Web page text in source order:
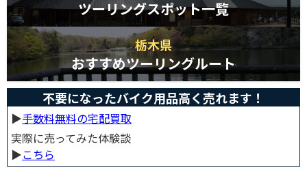
ツーリングスポット一覧
栃木県
おすすめツーリングルート
不要になったバイク用品高く売れます！
▶︎手数料無料の宅配買取
実際に売ってみた体験談
▶︎こちら